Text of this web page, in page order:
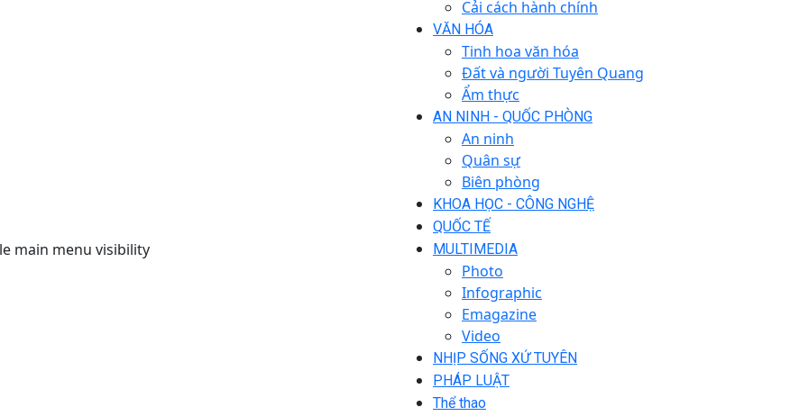
main menu visibility
Cải cách hành chính
VĂN HÓA
Tinh hoa văn hóa
Đất và người Tuyên Quang
Ẩm thực
AN NINH - QUỐC PHÒNG
An ninh
Quân sự
Biên phòng
KHOA HỌC - CÔNG NGHỆ
QUỐC TẾ
MULTIMEDIA
Photo
Infographic
Emagazine
Video
NHỊP SỐNG XỨ TUYÊN
PHÁP LUẬT
Thể thao